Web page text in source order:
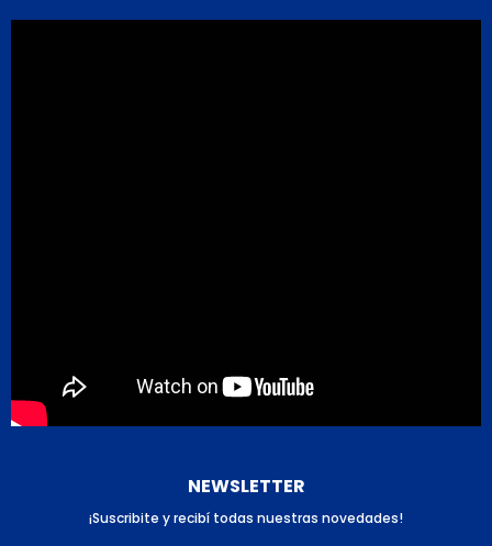
NEWSLETTER
¡Suscribite y recibí todas nuestras novedades!